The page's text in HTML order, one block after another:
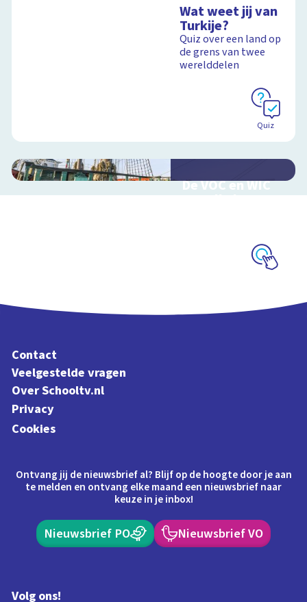
Wat weet jij van
Turkije?
Quiz over een land op
de grens van twee
werelddelen
Quiz
De VOC en WIC
van alle kanten
Contact
Veelgestelde vragen
Over Schooltv.nl
Privacy
Cookies
Ontvang jij de nieuwsbrief al? Blijf op de hoogte door je aan
te melden en ontvang elke maand een nieuwsbrief naar
keuze in je inbox!
Nieuwsbrief PO Nieuwsbrief VO
Volg ons!